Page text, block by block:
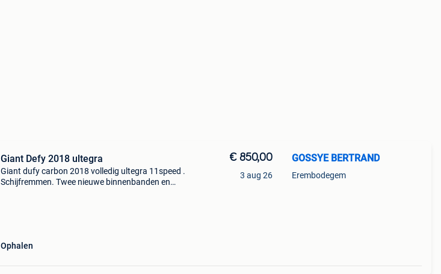
Giant Defy 2018 ultegra
Giant dufy carbon 2018 volledig ultegra 11speed .
Schijfremmen. Twee nieuwe binnenbanden en
Ophalen
€ 850,00
3 aug 26
GOSSYE BERTRAND
Erembodegem